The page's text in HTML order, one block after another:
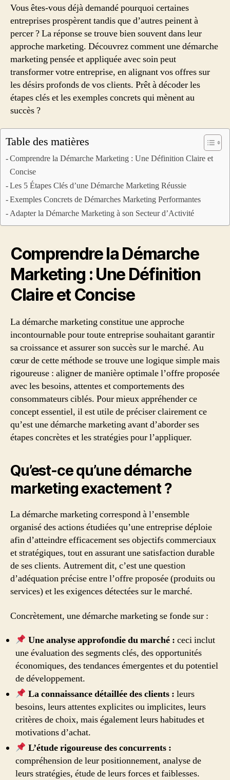
Vous êtes-vous déjà demandé pourquoi certaines
entreprises prospèrent tandis que d’autres peinent à
percer ? La réponse se trouve bien souvent dans leur
approche marketing. Découvrez comment une démarche
marketing pensée et appliquée avec soin peut
transformer votre entreprise, en alignant vos offres sur
les désirs profonds de vos clients. Prêt à décoder les
étapes clés et les exemples concrets qui mènent au
succès ?
Table des matières
Comprendre la Démarche Marketing : Une Définition Claire et
Concise
Les 5 Étapes Clés d’une Démarche Marketing Réussie
Exemples Concrets de Démarches Marketing Performantes
Adapter la Démarche Marketing à son Secteur d’Activité
Comprendre la Démarche
Marketing : Une Définition
Claire et Concise
La démarche marketing constitue une approche
incontournable pour toute entreprise souhaitant garantir
sa croissance et assurer son succès sur le marché. Au
cœur de cette méthode se trouve une logique simple mais
rigoureuse : aligner de manière optimale l’offre proposée
avec les besoins, attentes et comportements des
consommateurs ciblés. Pour mieux appréhender ce
concept essentiel, il est utile de préciser clairement ce
qu’est une démarche marketing avant d’aborder ses
étapes concrètes et les stratégies pour l’appliquer.
Qu’est-ce qu’une démarche
marketing exactement ?
La démarche marketing correspond à l’ensemble
organisé des actions étudiées qu’une entreprise déploie
afin d’atteindre efficacement ses objectifs commerciaux
et stratégiques, tout en assurant une satisfaction durable
de ses clients. Autrement dit, c’est une question
d’adéquation précise entre l’offre proposée (produits ou
services) et les exigences détectées sur le marché.
Concrètement, une démarche marketing se fonde sur :
Une analyse approfondie du marché : ceci inclut
une évaluation des segments clés, des opportunités
économiques, des tendances émergentes et du potentiel
de développement.
La connaissance détaillée des clients : leurs
besoins, leurs attentes explicites ou implicites, leurs
critères de choix, mais également leurs habitudes et
motivations d’achat.
L’étude rigoureuse des concurrents :
compréhension de leur positionnement, analyse de
leurs stratégies, étude de leurs forces et faiblesses.